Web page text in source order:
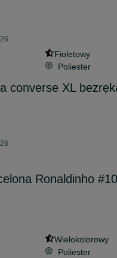
Fioletowy
Poliester
converse XL
Ronaldinho #10
Wielokolorowy
Poliester